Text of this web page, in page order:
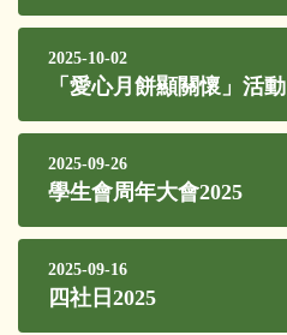
2025-10-02
「愛心月餅顯關懷」活動
2025-09-26
學生會周年大會2025
2025-09-16
四社日2025